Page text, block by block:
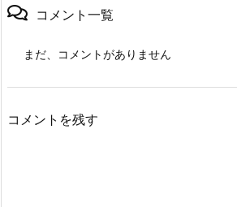
コメント一覧
まだ、コメントがありません
コメントを残す